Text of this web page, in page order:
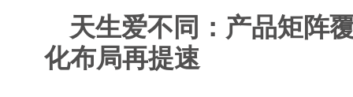
天生爱不同：产品矩阵
化布局再提速